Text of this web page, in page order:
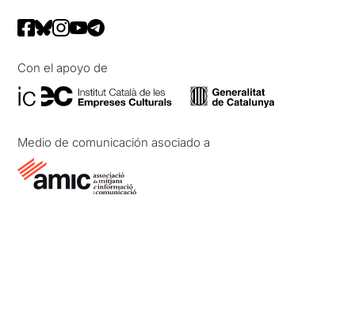
Con el apoyo de
Medio de comunicación asociado a